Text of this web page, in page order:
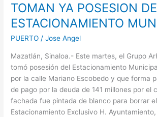
TOMAN YA POSESION DE
ESTACIONAMIENTO
PUERTO /Jose Angel
Mazatlán, Sinaloa.- Este martes, el Grupo
tomó posesión del Estacionamiento
por la calle Mariano Escobedo y que forma
de pago por la deuda de 141 millones por el
fachada fue pintada de blanco para borrar
Estacionamiento Exclusivo H. Ayuntamiento,
POSESION
DE
ESTACIONAMIENTO
MUNICIPAL